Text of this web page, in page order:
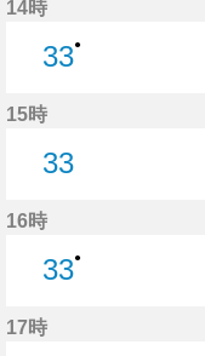
14時
33●
15時
33
16時
33●
17時